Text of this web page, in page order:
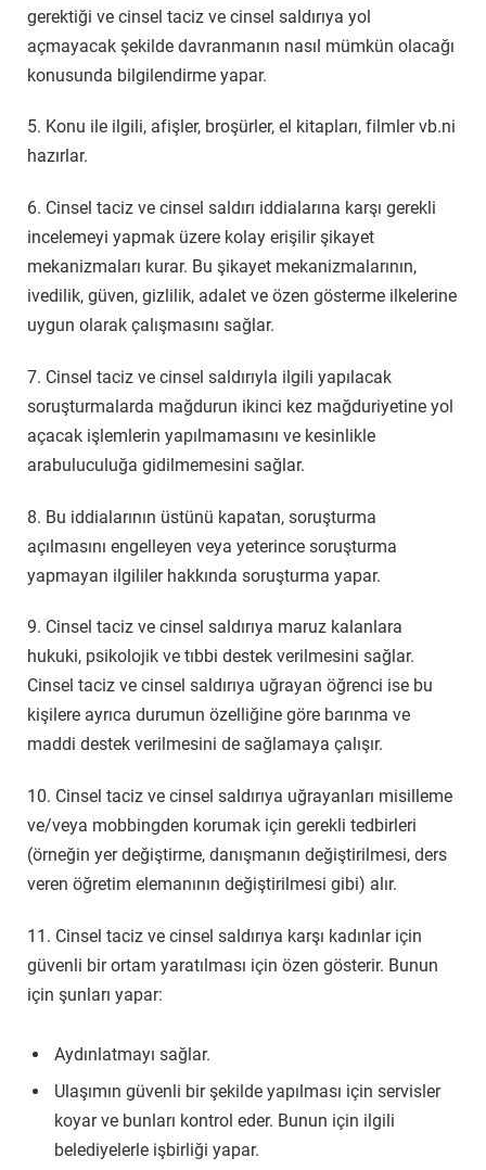
gerektiği ve cinsel taciz ve cinsel saldırıya yol
açmayacak şekilde davranmanın nasıl mümkün olacağı
konusunda bilgilendirme yapar.
5. Konu ile ilgili, afişler, broşürler, el kitapları, filmler vb.ni
hazırlar.
6. Cinsel taciz ve cinsel saldırı iddialarına karşı gerekli
incelemeyi yapmak üzere kolay erişilir şikayet
mekanizmaları kurar. Bu şikayet mekanizmalarının,
ivedilik, güven, gizlilik, adalet ve özen gösterme ilkelerine
uygun olarak çalışmasını sağlar.
7. Cinsel taciz ve cinsel saldırıyla ilgili yapılacak
soruşturmalarda mağdurun ikinci kez mağduriyetine yol
açacak işlemlerin yapılmamasını ve kesinlikle
arabuluculuğa gidilmemesini sağlar.
8. Bu iddialarının üstünü kapatan, soruşturma
açılmasını engelleyen veya yeterince soruşturma
yapmayan ilgililer hakkında soruşturma yapar.
9. Cinsel taciz ve cinsel saldırıya maruz kalanlara
hukuki, psikolojik ve tıbbi destek verilmesini sağlar.
Cinsel taciz ve cinsel saldırıya uğrayan öğrenci ise bu
kişilere ayrıca durumun özelliğine göre barınma ve
maddi destek verilmesini de sağlamaya çalışır.
10. Cinsel taciz ve cinsel saldırıya uğrayanları misilleme
ve/veya mobbingden korumak için gerekli tedbirleri
(örneğin yer değiştirme, danışmanın değiştirilmesi, ders
veren öğretim elemanının değiştirilmesi gibi) alır.
11. Cinsel taciz ve cinsel saldırıya karşı kadınlar için
güvenli bir ortam yaratılması için özen gösterir. Bunun
için şunları yapar:
Aydınlatmayı sağlar.
Ulaşımın güvenli bir şekilde yapılması için servisler
koyar ve bunları kontrol eder. Bunun için ilgili
belediyelerle işbirliği yapar.